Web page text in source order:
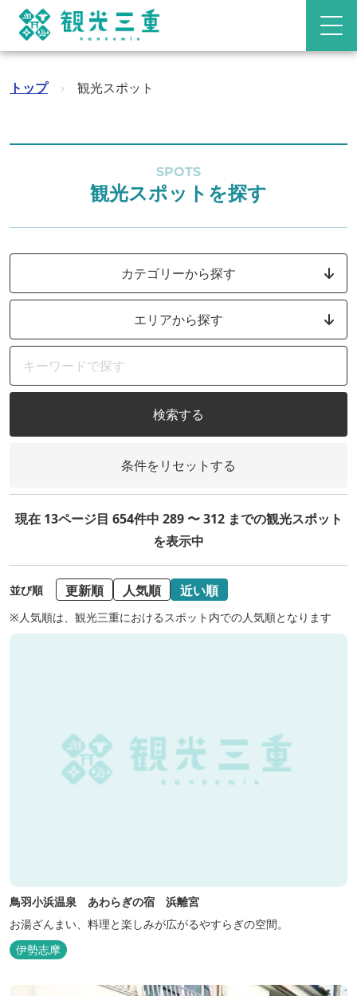
トップ › 観光スポット
SPOTS
観光スポットを探す
カテゴリーから探す
エリアから探す
検索する
条件をリセットする
現在 13ページ目 654件中 289 〜 312 までの観光スポット
を表示中
並び順 更新順 人気順 近い順
※人気順は、観光三重におけるスポット内での人気順となります
鳥羽小浜温泉 あわらぎの宿 浜離宮
お湯ざんまい、料理と楽しみが広がるやすらぎの空間。
伊勢志摩